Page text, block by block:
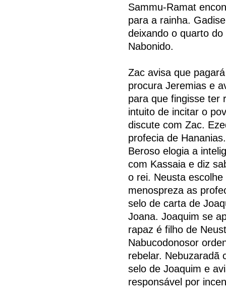
Sammu-Ramat
para a rainha.
deixando o quarto
Nabonido.
Zac avisa que
procura Jeremias e
para que fingisse ter
intuito de incitar o
discute com Zac.
profecia de
Beroso elogia a
com Kassaia e diz
o rei. Neusta
menospreza as
selo de carta de
Joana. Joaquim se
rapaz é filho de
Nabucodonosor
rebelar. Nebuzaradã
selo de Joaquim e
responsável por